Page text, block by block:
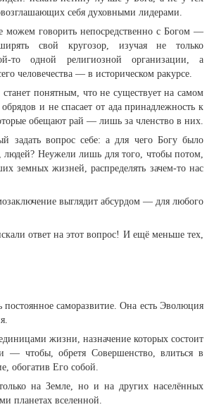
себя духовными лидерами.
говорить непосредственно с Богом —
свой кругозор, изучая не только
то одной религиозной организации, а
человечества — в историческом ракурсе.
станет понятным, что не существует на самом
и не спасает от ада принадлежность к
обещают рай — лишь за членство в них.
задать вопрос себе: а для чего Богу было
людей? Неужели лишь для того, чтобы потом,
земных жизней, распределять зачем-то нас
выглядит абсурдом — для любого
ответ на этот вопрос! И ещё меньше тех,
саморазвитие. Она есть Эволюция
жизни, назначение которых состоит
— чтобы, обретя Совершенство, влиться в
обогатив Его собой.
на Земле, но и на других населённых
планетах вселенной.